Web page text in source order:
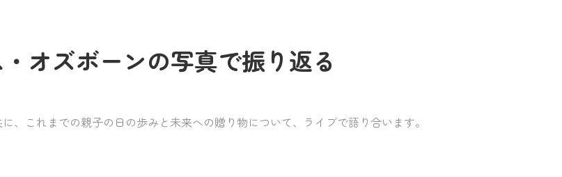
オズボーンの写真で振り返る
、これまでの親子の日の歩みと未来への贈り物について、ライブで語り合います。